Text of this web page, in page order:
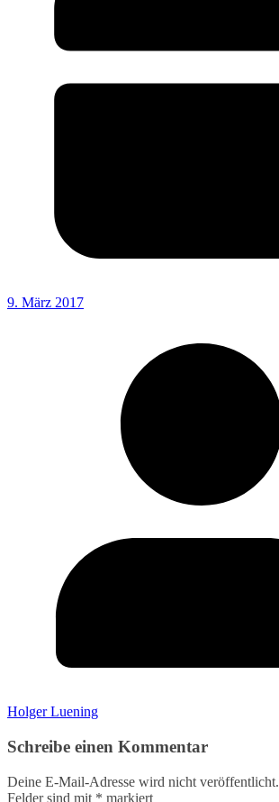
9. März 2017
Holger Luening
Schreibe einen Kommentar
Deine E-Mail-Adresse wird nicht veröffentlicht.
Felder sind mit * markiert